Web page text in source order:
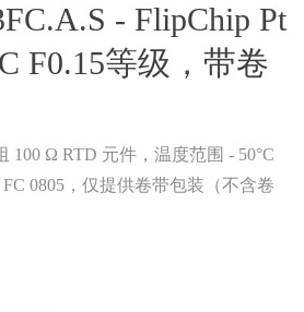
- FlipChip Pt
F0.15等级，带卷
100 Ω RTD 元件，温度范围 - 50°C
0805，仅提供卷带包装（不含卷